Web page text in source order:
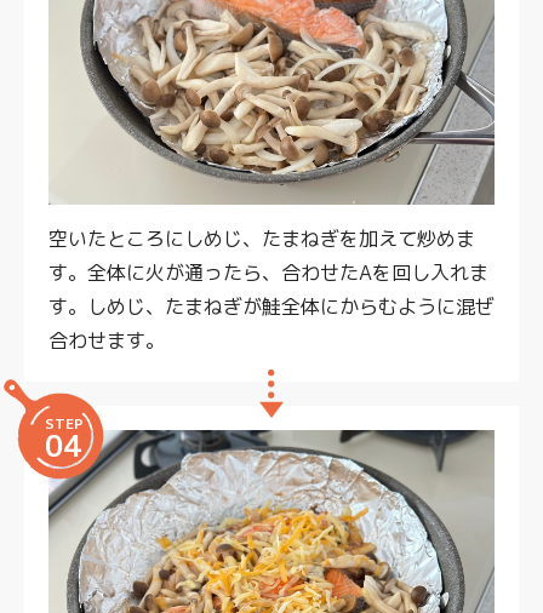
空いたところにしめじ、たまねぎを加えて炒めま
す。全体に火が通ったら、合わせたAを回し入れま
す。しめじ、たまねぎが鮭全体にからむように混ぜ
合わせます。
STEP
04